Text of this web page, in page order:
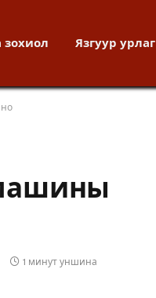
зохиол Язгуур урлаг
1 минут уншина